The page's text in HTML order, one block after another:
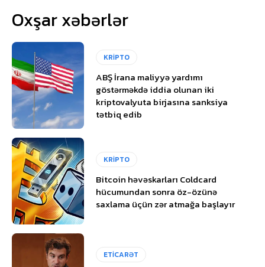
Oxşar xəbərlər
KRİPTO
ABŞ İrana maliyyə yardımı
göstərməkdə iddia olunan iki
kriptovalyuta birjasına sanksiya
tətbiq edib
KRİPTO
Bitcoin həvəskarları Coldcard
hücumundan sonra öz-özünə
saxlama üçün zər atmağa başlayır
ETİCARƏT